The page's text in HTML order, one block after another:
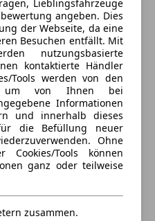
Lieblingsfahrzeuge
angeben. Dies
der Webseite, da eine
Besuchen entfällt. Mit
nutzungsbasierte
kontaktierte Händler
Tools werden von den
um von Ihnen bei
Informationen
und innerhalb dieses
die Befüllung neuer
Ohne
Cookies/Tools können
ganz oder teilweise
zusammen.